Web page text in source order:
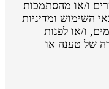
ו/או מהסתמכות
השימוש ומדיניות
ו/או לפנות
טענה או